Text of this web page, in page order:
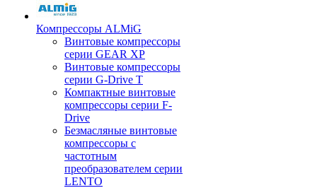
Компрессоры ALMiG
Винтовые компрессоры
серии GEAR XP
Винтовые компрессоры
серии G-Drive T
Компактные винтовые
компрессоры серии F-
Drive
Безмасляные винтовые
компрессоры с
частотным
преобразователем серии
LENTO